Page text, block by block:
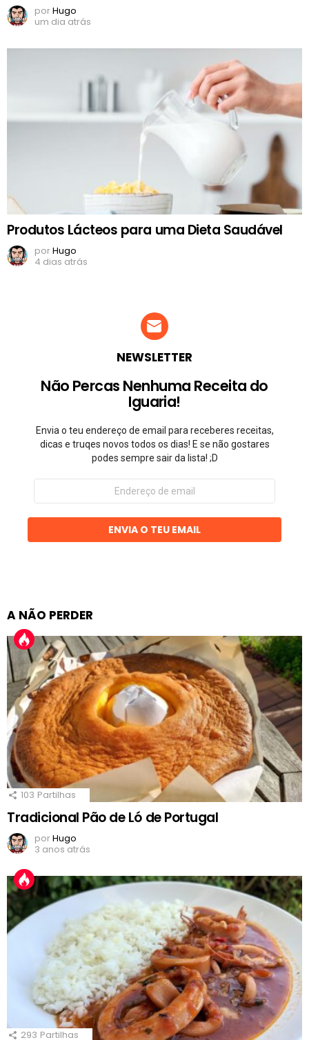
porHugo
um dia atrás
Produtos Lácteos para uma Dieta Saudável
porHugo
4 dias atrás
NEWSLETTER
Não Percas Nenhuma Receita do
Iguaria!
Envia o teu endereço de email para receberes receitas,
dicas e truqes novos todos os dias! E se não gostares
podes sempre sair da lista! ;D
Endereço
email
ENVIA O TEU EMAIL
A NÃO PERDER
103 Partilhas
Tradicional Pão de Ló de Portugal
porHugo
3 anos atrás
293 Partilhas